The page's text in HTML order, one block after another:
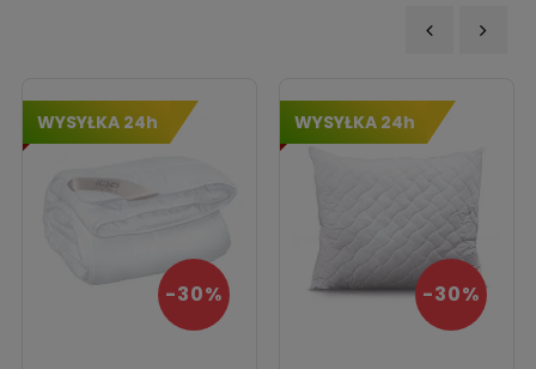
WYSYŁKA 24h
-30%
WYSYŁKA 24h
-30%